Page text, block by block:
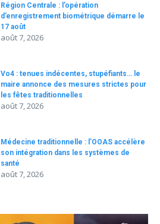
Région Centrale : l’opération
d’enregistrement biométrique démarre le
17 août
août 7, 2026
Vo4 : tenues indécentes, stupéfiants… le
maire annonce des mesures strictes pour
les fêtes traditionnelles
août 7, 2026
Médecine traditionnelle : l’OOAS accélère
son intégration dans les systèmes de
santé
août 7, 2026